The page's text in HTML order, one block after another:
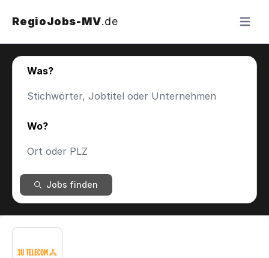
RegioJobs-MV.de Menü
Was?
Wo?
Jobs finden